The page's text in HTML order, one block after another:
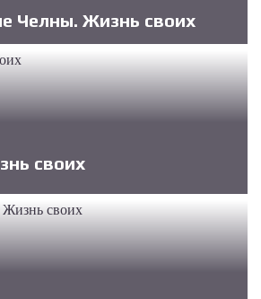
Челны. Жизнь своих
своих